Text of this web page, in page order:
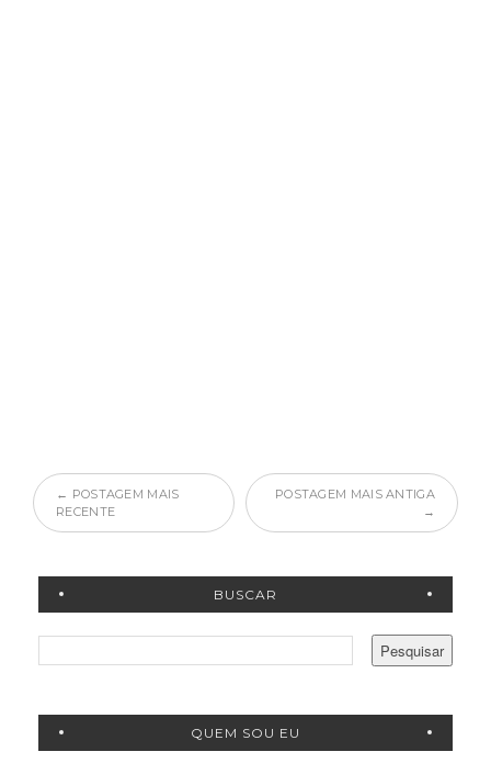
← POSTAGEM MAIS
RECENTE
POSTAGEM MAIS ANTIGA
→
BUSCAR
QUEM SOU EU